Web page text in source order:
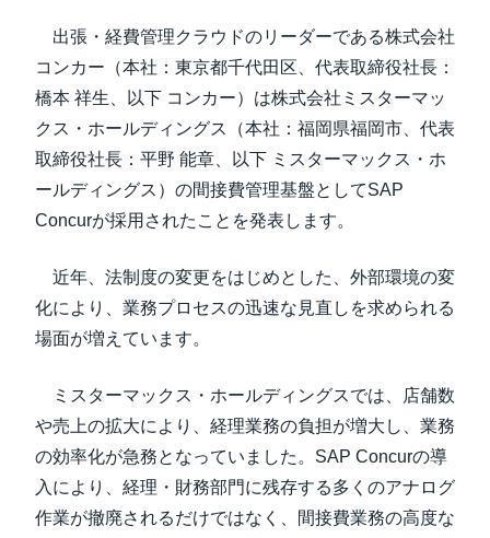
サステナビリティ
自治体・公共機関・教育機関等
出張・経費管理クラウドのリーダーである株式会社
コンカー（本社：東京都千代田区、代表取締役社長：
橋本 祥生、以下 コンカー）は株式会社ミスターマッ
クス・ホールディングス（本社：福岡県福岡市、代表
取締役社長：平野 能章、以下 ミスターマックス・ホ
ールディングス）の間接費管理基盤としてSAP
Concurが採用されたことを発表します。
近年、法制度の変更をはじめとした、外部環境の変
化により、業務プロセスの迅速な見直しを求められる
場面が増えています。
ミスターマックス・ホールディングスでは、店舗数
や売上の拡大により、経理業務の負担が増大し、業務
の効率化が急務となっていました。SAP Concurの導
入により、経理・財務部門に残存する多くのアナログ
作業が撤廃されるだけではなく、間接費業務の高度な